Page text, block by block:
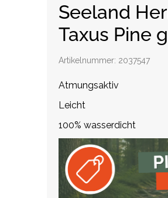
Seeland
Taxus Pine
Artikelnummer: 2037547
Atmungsaktiv
Leicht
100% wasserdicht